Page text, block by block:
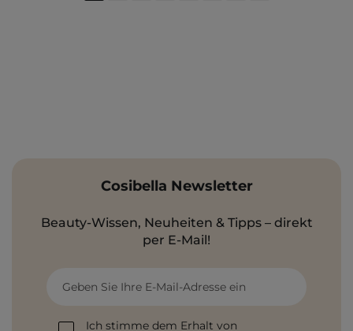
Cosibella Newsletter
Beauty-Wissen, Neuheiten & Tipps – direkt
per E-Mail!
Geben Sie Ihre E-Mail-Adresse ein
Ich stimme dem Erhalt von